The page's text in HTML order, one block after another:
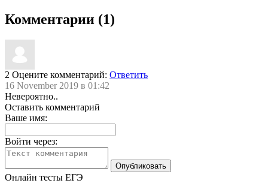
Комментарии (1)
2 Оцените комментарий: Ответить
16 November 2019 в 01:42
Невероятно..
Оставить комментарий
Ваше имя:
Войти через:
Онлайн тесты ЕГЭ